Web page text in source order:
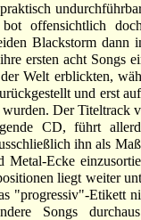
offensichtlich
Blackstorm dann
ersten acht Songs
Welt erblickten,
und erst
Der Titeltrack
CD, führt
ihn als
Metal-Ecke
liegt weiter
"progressiv"-Etikett
Songs